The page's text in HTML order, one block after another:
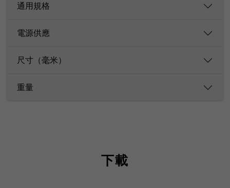
通用規格
電源供應
尺寸（毫米）
重量
下載